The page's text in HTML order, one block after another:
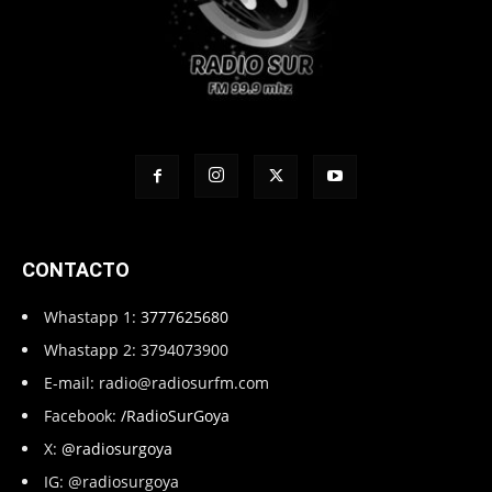
CONTACTO
Whastapp 1: 3777625680
Whastapp 2: 3794073900
E-mail: radio@radiosurfm.com
Facebook: /RadioSurGoya
X: @radiosurgoya
IG: @radiosurgoya